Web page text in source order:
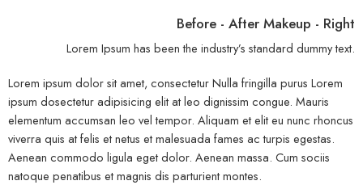
Before - After Makeup - Right
Lorem Ipsum has been the industry’s standard dummy text.
Lorem ipsum dolor sit amet, consectetur Nulla fringilla purus Lorem
ipsum dosectetur adipisicing elit at leo dignissim congue. Mauris
elementum accumsan leo vel tempor. Aliquam et elit eu nunc rhoncus
viverra quis at felis et netus et malesuada fames ac turpis egestas.
Aenean commodo ligula eget dolor. Aenean massa. Cum sociis
natoque penatibus et magnis dis parturient montes.